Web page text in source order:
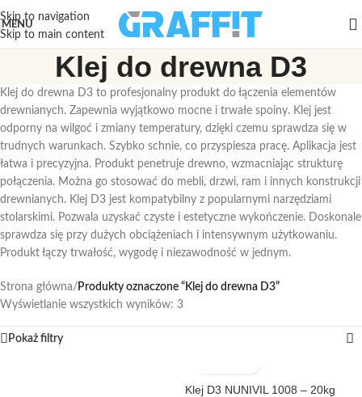
Skip to navigation
Skip to main content
MENU
Klej do drewna D3
Klej do drewna D3 to profesjonalny produkt do łączenia elementów
drewnianych. Zapewnia wyjątkowo mocne i trwałe spoiny. Klej jest
odporny na wilgoć i zmiany temperatury, dzięki czemu sprawdza się w
trudnych warunkach. Szybko schnie, co przyspiesza pracę. Aplikacja jest
łatwa i precyzyjna. Produkt penetruje drewno, wzmacniając strukturę
połączenia. Można go stosować do mebli, drzwi, ram i innych konstrukcji
drewnianych. Klej D3 jest kompatybilny z popularnymi narzędziami
stolarskimi. Pozwala uzyskać czyste i estetyczne wykończenie. Doskonale
sprawdza się przy dużych obciążeniach i intensywnym użytkowaniu.
Produkt łączy trwałość, wygodę i niezawodność w jednym.
Strona główna/ Produkty oznaczone “Klej do drewna D3”
Wyświetlanie wszystkich wyników: 3
Pokaż filtry
Klej D3 NUNIVIL 1008 – 20kg